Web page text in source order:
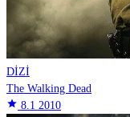
DİZİ
The Walking Dead
star 8.1 2010